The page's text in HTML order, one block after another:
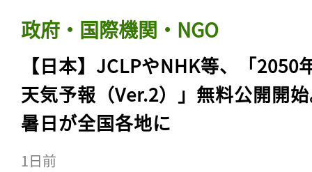
政府・国際機関・NGO
【日本】JCLPやNHK等、「2050
天気予報（Ver.2）」無料公開開
暑日が全国各地に
1日前